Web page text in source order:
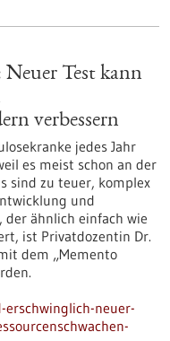
Test kann
verbessern
jedes Jahr
es meist schon an der
sind zu teuer, komplex
und
ähnlich einfach wie
ist Privatdozentin Dr.
dem „Memento
neuer-